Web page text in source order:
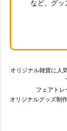
など、グッ
オリジナル雑貨に人
フェアトレ
オリジナルグッズ制